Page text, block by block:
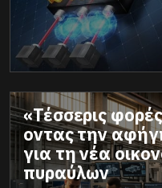
«Τέσσερις
οντας την
για τη νέα
πυραύλων